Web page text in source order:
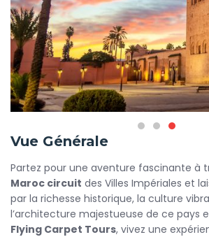
Vue Générale
Partez pour une aventure fascinante à
Maroc circuit des Villes Impériales et
par la richesse historique, la culture
l’architecture majestueuse de ce pays
Flying Carpet Tours, vivez une